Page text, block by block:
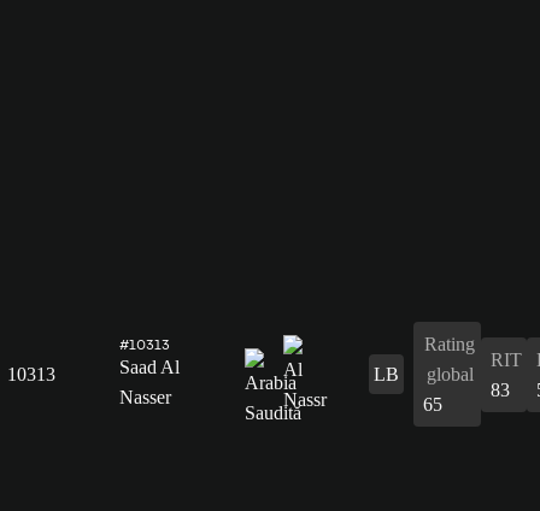
10313
#10313
Saad Al
Nasser
LB
Rating
global
65
RIT
83